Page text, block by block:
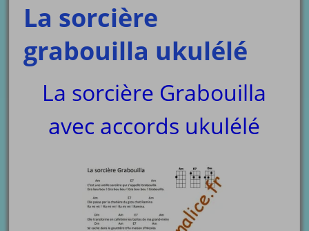
La sorcière
grabouilla ukulélé
La sorcière Grabouilla
avec accords ukulélé